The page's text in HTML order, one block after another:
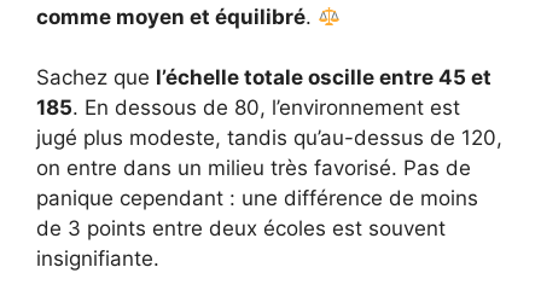
comme moyen et équilibré.
Sachez que l’échelle totale oscille entre 45 et
185. En dessous de 80, l’environnement est
jugé plus modeste, tandis qu’au-dessus de 120,
on entre dans un milieu très favorisé. Pas de
panique cependant : une différence de moins
de 3 points entre deux écoles est souvent
insignifiante.